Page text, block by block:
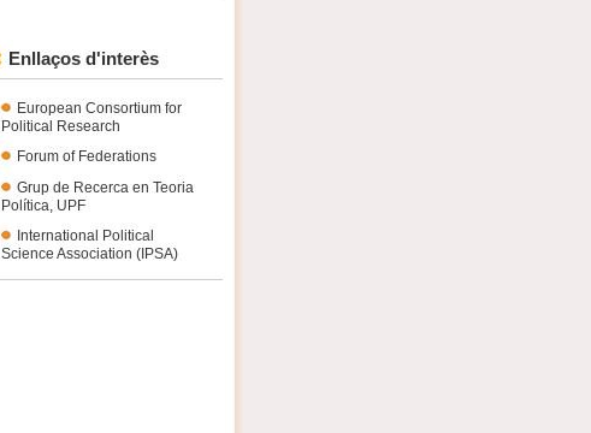
Enllaços d'interès
European Consortium for
Political Research
Forum of Federations
Grup de Recerca en Teoria
Política, UPF
International Political
Science Association (IPSA)